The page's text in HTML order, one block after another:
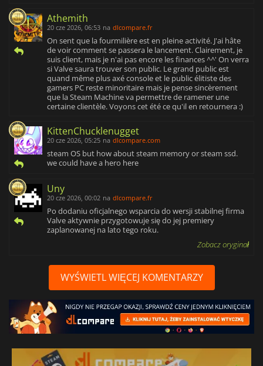
Athemith
20 cze 2026, 06:53 na dlcompare.fr
On sent que la fourmilière est en pleine activité. J'ai hâte
de voir comment se passera le lancement. Clairement, je
suis client, mais je n'ai pas encore les finances ^^' On verra
si Valve saura trouver son public. Le grand public est
quand même plus axé console et le public élitiste des
gamers PC reste minoritaire mais je pense sincèrement
que la Steam Machine va permettre de ramener une
certaine clientèle. Voyons cet été ce qu'il en retournera :)
KittenChucklenugget
20 cze 2026, 05:25 na dlcompare.com
steam OS but how about steam memory or steam ssd.
we could have a hero here
Uny
20 cze 2026, 00:02 na dlcompare.fr
Po dodaniu oficjalnego wsparcia do wersji stabilnej firma
Valve aktywnie przygotowuje się do jej premiery
zaplanowanej na lato tego roku.
Zobacz oryginał
WYŚWIETL WIĘCEJ KOMENTARZY